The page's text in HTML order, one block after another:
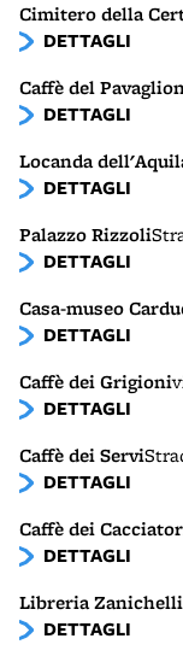
Cimitero della
DETTAGLI
Caffè del
DETTAGLI
Locanda
DETTAGLI
Palazzo Rizzoli
DETTAGLI
Casa-museo
DETTAGLI
Caffè dei Grigioni
DETTAGLI
Caffè dei Servi
DETTAGLI
Caffè dei
DETTAGLI
Libreria Zanichelli
DETTAGLI